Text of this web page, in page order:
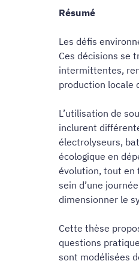
Résumé
Les défis
Ces décisions se
intermittentes,
production locale
L’utilisation de
inclurent
électrolyseurs,
écologique en
évolution, tout en
sein d’une
dimensionner le
Cette thèse
questions
sont modélisées